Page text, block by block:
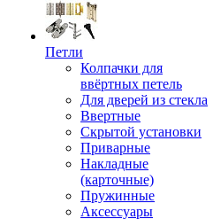
Петли
Колпачки для
ввёртных петель
Для дверей из стекла
Ввертные
Скрытой установки
Приварные
Накладные
(карточные)
Пружинные
Аксессуары